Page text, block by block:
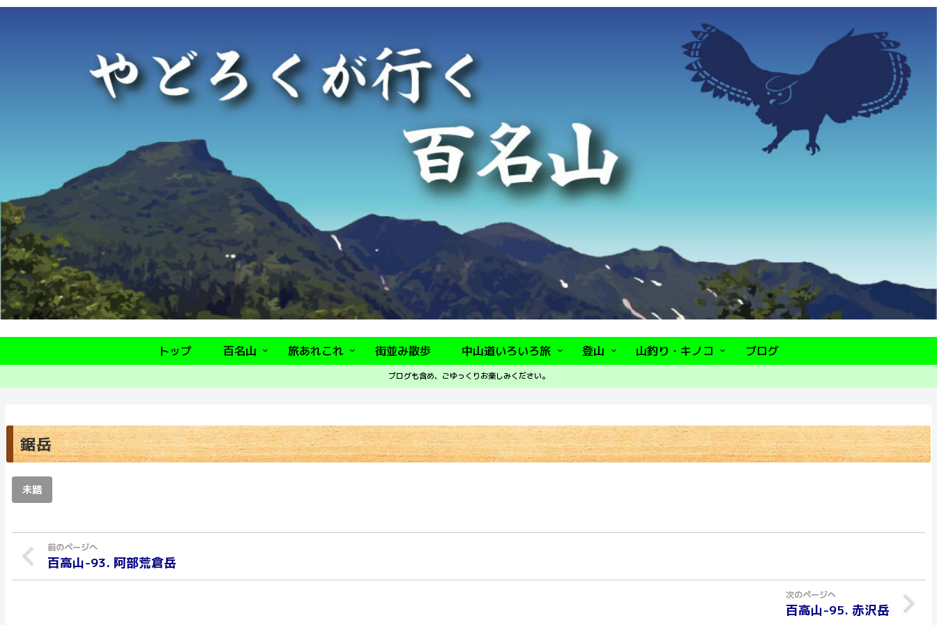
トップ 百名山 旅あれこれ 街並み散歩 中山道いろいろ旅 登山 山釣り・キノコ ブログ
ブログも含め、ごゆっくりお楽しみください。
鋸岳
未踏
百高山-93. 阿部荒倉岳
百高山-95. 赤沢岳